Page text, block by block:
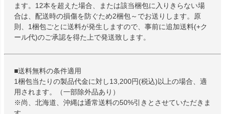
ます。12本を超えた場合、または該当梱包に入りきらない場
合は、配送時の損傷を防ぐため2梱包～でお送りします。原
則、1梱包ごとに送料が発生しますので、事前に追加送料(+ク
ール代)のご承認を得た上で発送致します。
■送料無料の条件適用
1梱包当たりの製品代金に対し13,200円(税込)以上の場合、適
用されます。（一部除外品あり）
※尚、北海道、沖縄は通常送料の50%引きとさせていただきま